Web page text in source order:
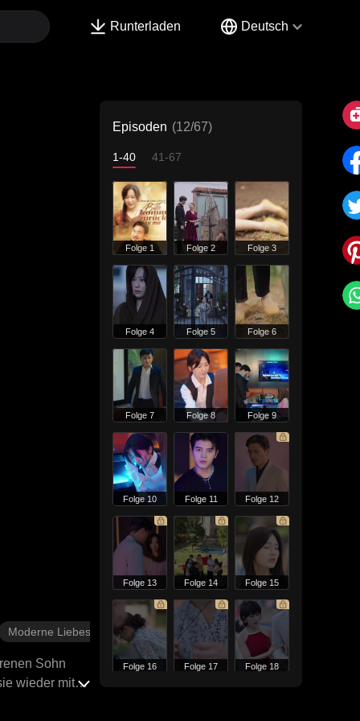
Runterladen Deutsch
Moderne Liebesgeschichten
Sohn
wieder mit
Episoden (12/67)
1-40 41-67
Folge 1 Folge 2 Folge 3
Folge 4 Folge 5 Folge 6
Folge 7 Folge 8 Folge 9
Folge 10 Folge 11 Folge 12
Folge 13 Folge 14 Folge 15
Folge 16 Folge 17 Folge 18